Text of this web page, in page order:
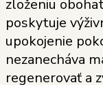
zloženiu
poskytuje
upokojenie
nezanecháva
regenerovať a